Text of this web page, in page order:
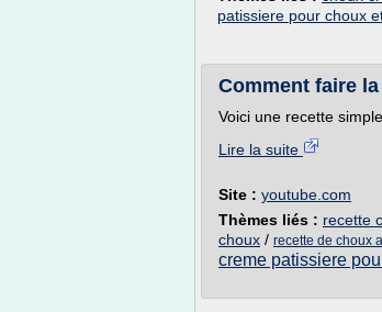
patissiere pour choux
Comment faire
Voici une recette
Lire la suite
Site : youtube.com
Thèmes liés : recette
choux / recette de choux
creme patissiere